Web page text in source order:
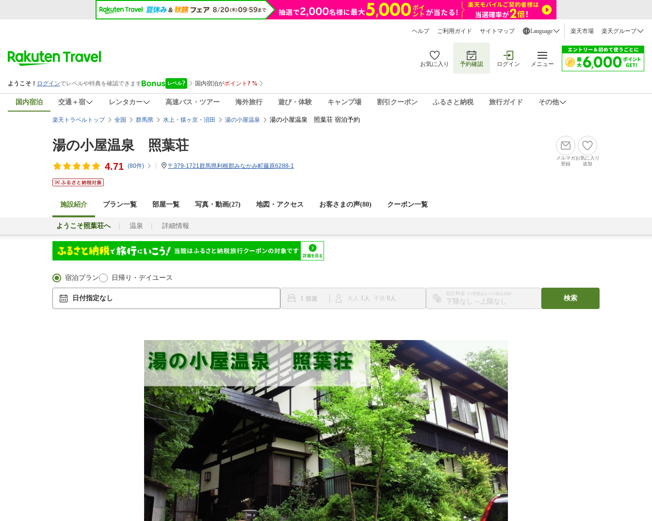
ヘルプ ご利用ガイド サイトマップ Language 楽天市場 楽天グループ
お気に入り 予約確認 ログイン メニュー
国内宿泊 交通＋宿 レンタカー 高速バス・ツアー 海外旅行 遊び・体験 キャンプ場 割引クーポン ふるさと納税 旅行ガイド その他
楽天トラベルトップ 全国 群馬県 水上・猿ヶ京・沼田 湯の小屋温泉 湯の小屋温泉 照葉荘 宿泊予約
湯の小屋温泉 照葉荘
4.71 (80件) 〒379-1721群馬県利根郡みなかみ町藤原6288-1
メルマガ
登録
お気に入り
追加
施設紹介 プラン一覧 部屋一覧 写真・動画(27) 地図・アクセス お客さまの声(80) クーポン一覧
ようこそ照葉荘へ 温泉 詳細情報
宿泊プラン 日帰り・デイユース
日付指定なし 1 大人 1 子供 0
合計料金 ※1部屋あたりの税込金額
〜
検索